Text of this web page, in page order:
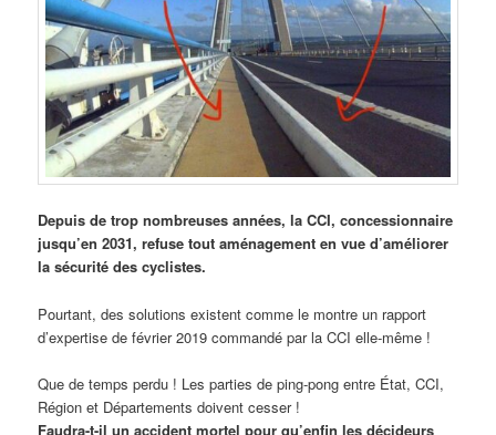
Depuis de trop nombreuses années, la CCI, concessionnaire
jusqu’en 2031, refuse tout aménagement en vue d’améliorer
la sécurité des cyclistes.
Pourtant, des solutions existent comme le montre un rapport
d’expertise de février 2019 commandé par la CCI elle-même !
Que de temps perdu ! Les parties de ping-pong entre État, CCI,
Région et Départements doivent cesser !
Faudra-t-il un accident mortel pour qu’enfin les décideurs